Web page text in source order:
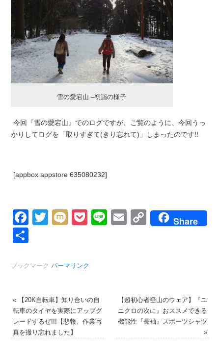
雪の愛宕山 –初詣の様子
今回『雪の愛宕山』でのログですが、ご覧のように、今回うっ
かりしてログを「取りすぎて(きり忘れて)」しまったのです!!
[appbox appstore 635080232]
Facebook
Twitter
MixiPocket
LineEmail
CopyShare
共
ブックマーク パーマリンク
«【20K自転車】知り合いの自
転車のタイヤを実際にアップグ
レードするぜ!!!【悲報、作業写
真を撮り忘れました】
【超初心者登山のウェア】『ユ
ニクロの次に』おススメできる
機能性『長袖』スポーツシャツ
»